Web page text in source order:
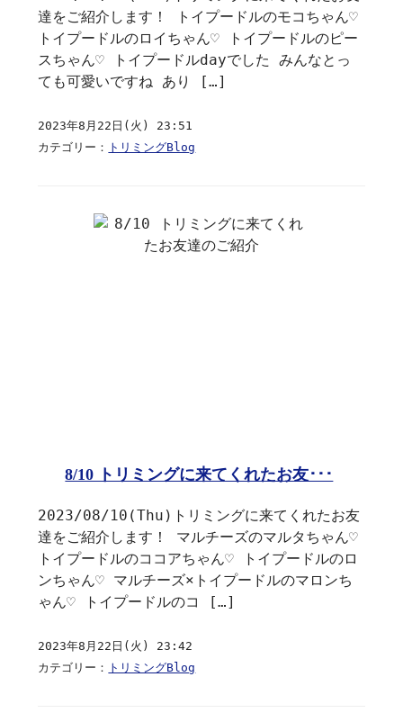
達をご紹介します！ トイプードルのモコちゃん♡
トイプードルのロイちゃん♡ トイプードルのピー
スちゃん♡ トイプードルdayでした みんなとっ
ても可愛いですね あり […]
2023年8月22日(火) 23:51
カテゴリー： トリミングBlog
8/10 トリミングに来てくれたお友･･･
2023/08/10(Thu)トリミングに来てくれたお友
達をご紹介します！ マルチーズのマルタちゃん♡
トイプードルのココアちゃん♡ トイプードルのロ
ンちゃん♡ マルチーズ×トイプードルのマロンち
ゃん♡ トイプードルのコ […]
2023年8月22日(火) 23:42
カテゴリー： トリミングBlog